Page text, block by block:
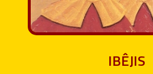
IBÊJIS